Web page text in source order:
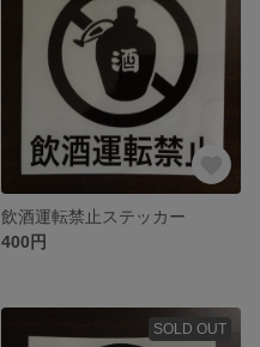
飲酒運転禁止ステッカー
400円
SOLD OUT